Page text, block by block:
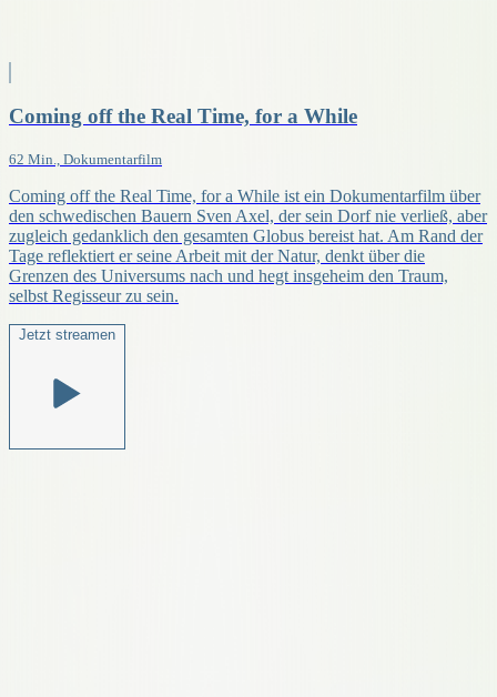
Coming off the Real Time, for a While
62 Min., Dokumentarfilm
Coming off the Real Time, for a While ist ein Dokumentarfilm über
den schwedischen Bauern Sven Axel, der sein Dorf nie verließ, aber
zugleich gedanklich den gesamten Globus bereist hat. Am Rand der
Tage reflektiert er seine Arbeit mit der Natur, denkt über die
Grenzen des Universums nach und hegt insgeheim den Traum,
selbst Regisseur zu sein.
Jetzt streamen